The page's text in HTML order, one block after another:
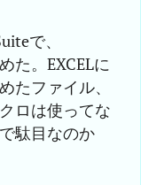
で、
た。EXCELに
たファイル、
ロは使ってな
駄目なのか